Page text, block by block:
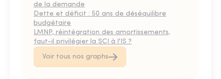
de la demande
Dette et déficit : 50 ans de déséquilibre
budgétaire
LMNP, réintégration des amortissements,
faut-il privilégier la SCI à l'IS ?
Voir tous nos graphs